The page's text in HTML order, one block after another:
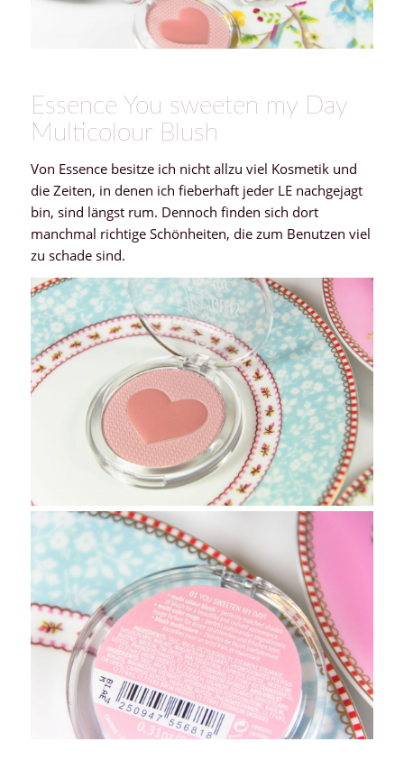
Essence You sweeten my Day
Multicolour Blush
Von Essence besitze ich nicht allzu viel Kosmetik und
die Zeiten, in denen ich fieberhaft jeder LE nachgejagt
bin, sind längst rum. Dennoch finden sich dort
manchmal richtige Schönheiten, die zum Benutzen viel
zu schade sind.